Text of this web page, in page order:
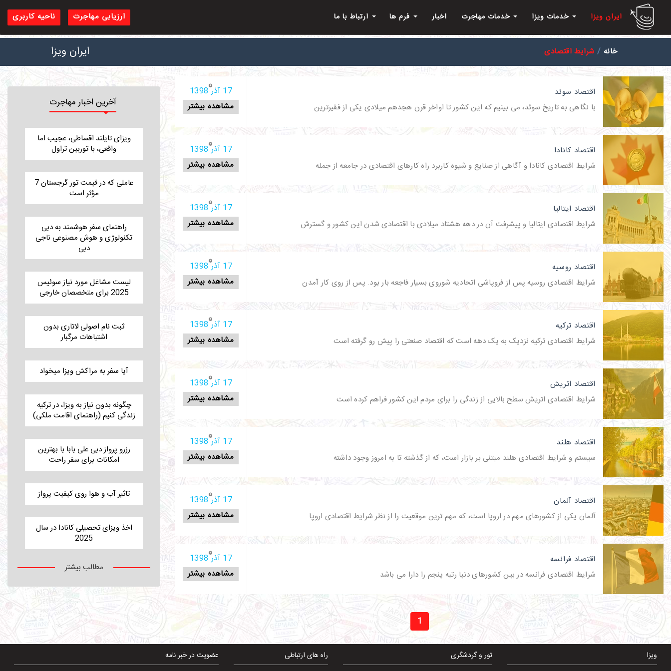
ناحیه کاربری ارزیابی مهاجرت ایران ویزا اخبار
ایران ویزا شرایط اقتصادی خانه
17 آذر 1398
مشاهده بیشتر
اقتصاد سوئد
با نگاهی به تاریخ سوئد، می بینیم که این کشور تا اواخر قرن هجدهم میلادی یکی از فقیرترین
17 آذر 1398
مشاهده بیشتر
اقتصاد کانادا
شرایط اقتصادی کانادا و آگاهی از صنایع و شیوه کاربرد راه کارهای اقتصادی در جامعه از جمله
17 آذر 1398
مشاهده بیشتر
اقتصاد ایتالیا
شرایط اقتصادی ایتالیا و پیشرفت آن در دهه هشتاد میلادی با اقتصادی شدن این کشور و گسترش
17 آذر 1398
مشاهده بیشتر
اقتصاد روسیه
شرایط اقتصادی روسیه پس از فروپاشی اتحادیه شوروی بسیار فاجعه بار بود. پس از روی کار آمدن
17 آذر 1398
مشاهده بیشتر
اقتصاد ترکیه
شرایط اقتصادی ترکیه نزدیک به یک دهه است که اقتصاد صنعتی را پیش رو گرفته است
17 آذر 1398
مشاهده بیشتر
اقتصاد اتریش
شرایط اقتصادی اتریش سطح بالایی از زندگی را برای مردم این کشور فراهم کرده است
17 آذر 1398
مشاهده بیشتر
اقتصاد هلند
سیستم و شرایط اقتصادی هلند مبتنی بر بازار است، که از گذشته تا به امروز وجود داشته
17 آذر 1398
مشاهده بیشتر
اقتصاد آلمان
آلمان یکی از کشورهای مهم در اروپا است، که مهم ترین موقعیت را از نظر شرایط اقتصادی اروپا
17 آذر 1398
مشاهده بیشتر
اقتصاد فرانسه
شرایط اقتصادی فرانسه در بین کشورهای دنیا رتبه پنجم را دارا می باشد
1
آخرین اخبار مهاجرت
ویزای تایلند اقساطی، عجیب اما
واقعی، با توربین تراول
7 عاملی که در قیمت تور گرجستان
مؤثر است
راهنمای سفر هوشمند به دبی
تکنولوژی و هوش مصنوعی ناجی
دبی
لیست مشاغل مورد نیاز سوئیس
2025 برای متخصصان خارجی
ثبت نام اصولی لاتاری بدون
اشتباهات مرگبار
آیا سفر به مراکش ویزا میخواد
چگونه بدون نیاز به ویزا، در ترکیه
زندگی کنیم (راهنمای اقامت ملکی)
رزرو پرواز دبی علی بابا با بهترین
امکانات برای سفر راحت
تاثیر آب و هوا روی کیفیت پرواز
اخذ ویزای تحصیلی کانادا در سال
2025
مطالب بیشتر
ویزا تور و گردشگری راه های ارتباطی عضویت در خبر نامه